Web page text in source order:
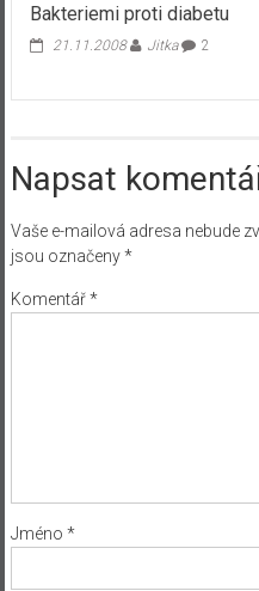
Bakteriemi proti diabetu
21.11.2008 Jitka 2
Napsat
Vaše e-mailová adresa nebude
jsou označeny*
Komentář*
Jméno *